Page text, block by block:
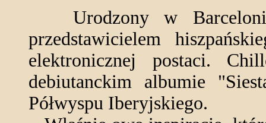
Urodzony w
przedstawicielem
elektronicznej postaci.
debiutanckim albumie
Półwyspu Iberyjskiego.